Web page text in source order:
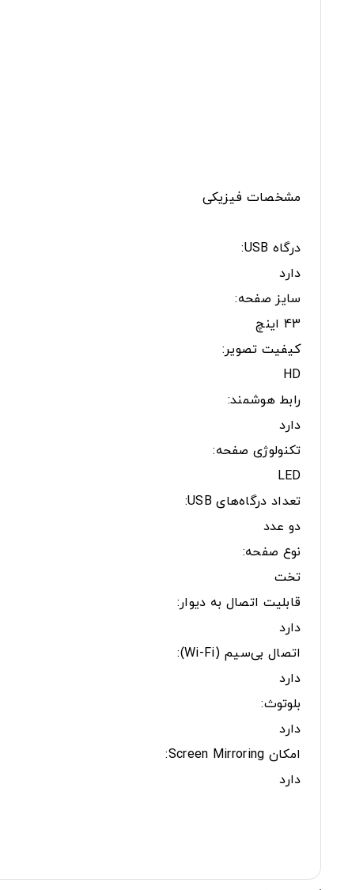
مشخصات فیزیکی
درگاه USB:
دارد
سایز صفحه:
43 اینچ
کیفیت تصویر:
HD
رابط هوشمند:
دارد
تکنولوژی صفحه:
LED
تعداد درگاه‌های USB:
دو عدد
نوع صفحه:
تخت
قابلیت اتصال به دیوار:
دارد
اتصال بی‌سیم (Wi-Fi):
دارد
بلوتوث:
دارد
امکان Screen Mirroring:
دارد